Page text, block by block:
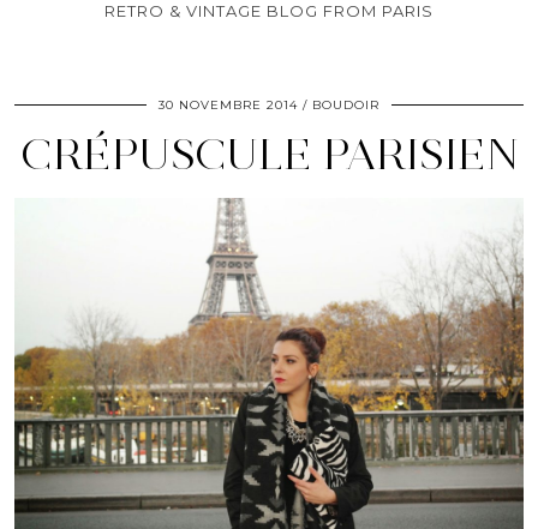
RETRO & VINTAGE BLOG FROM PARIS
30 NOVEMBRE 2014 BOUDOIR
CRÉPUSCULE PARISIEN